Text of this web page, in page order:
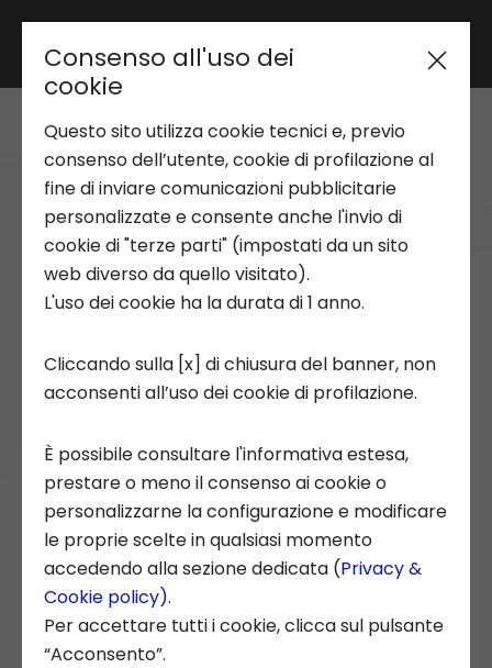
Area riservata
Trend Analysis
Applied Research
Startup Development
Business Transformation
Ecosystem enabling
Chi siamo
News ed Eventi
Consenso all'uso dei
cookie
Questo sito utilizza cookie tecnici e, previo
consenso dell’utente, cookie di profilazione al
fine di inviare comunicazioni pubblicitarie
personalizzate e consente anche l'invio di
cookie di "terze parti" (impostati da un sito
web diverso da quello visitato).
L'uso dei cookie ha la durata di 1 anno.
Cliccando sulla [x] di chiusura del banner, non
acconsenti all’uso dei cookie di profilazione.
È possibile consultare l'informativa estesa,
prestare o meno il consenso ai cookie o
personalizzarne la configurazione e modificare
le proprie scelte in qualsiasi momento
accedendo alla sezione dedicata (Privacy &
Cookie policy).
Per accettare tutti i cookie, clicca sul pulsante
“Acconsento”.